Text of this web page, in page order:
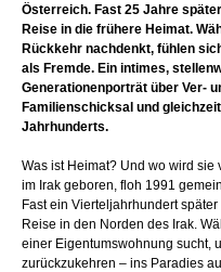
Österreich. Fast 25 Jahre
Reise in die frühere Heimat.
Rückkehr nachdenkt, fühlen
als Fremde. Ein intimes,
Generationenporträt über Ver-
Familienschicksal und
Jahrhunderts.
Was ist Heimat? Und wo wird sie
im Irak geboren, floh 1991
Fast ein Vierteljahrhundert
Reise in den Norden des Irak.
einer Eigentumswohnung sucht,
zurückzukehren – ins Paradies